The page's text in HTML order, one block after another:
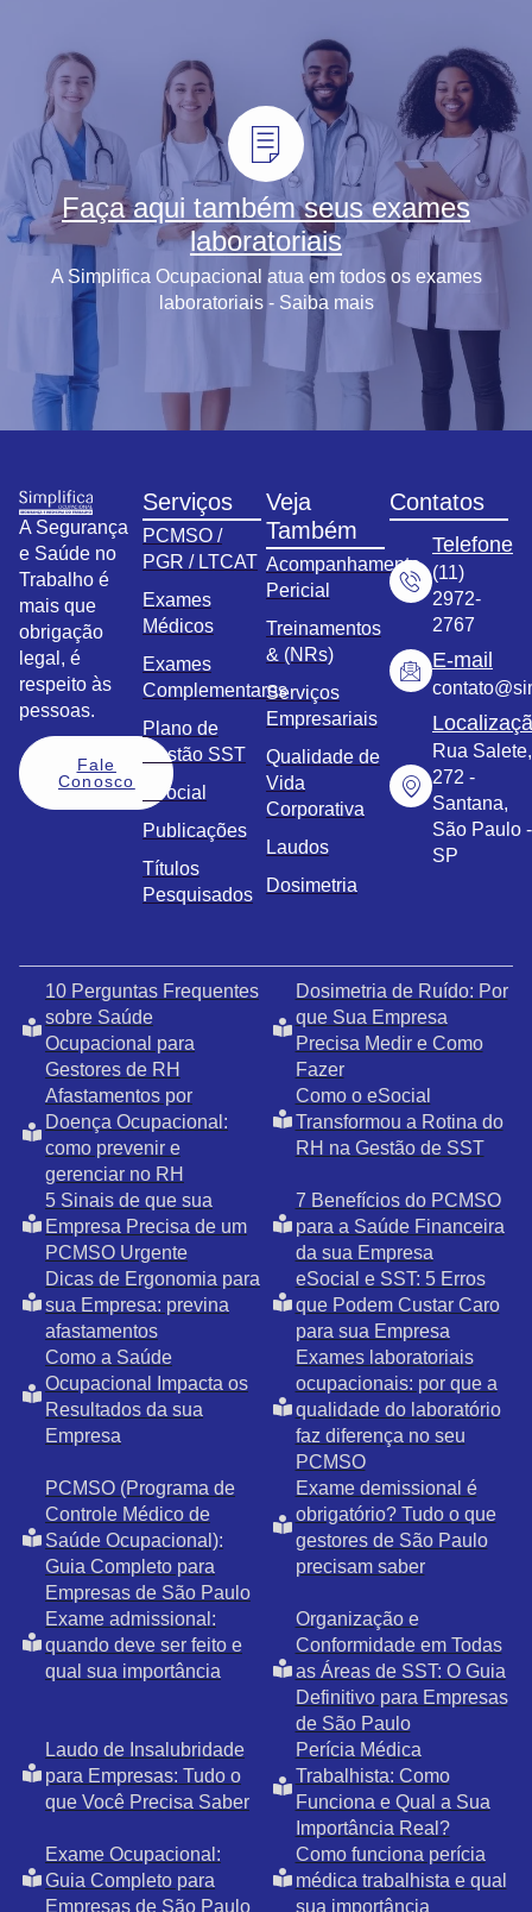
Faça aqui também seus exames
laboratoriais
A Simplifica Ocupacional atua em todos os exames
laboratoriais - Saiba mais
A Segurança
e Saúde no
Trabalho é
mais que
obrigação
legal, é
respeito às
pessoas.
Fale
Conosco
Serviços
PCMSO /
PGR / LTCAT
Exames
Médicos
Exames
Complementares
Plano de
Gestão SST
eSocial
Publicações
Títulos
Pesquisados
Veja
Também
Acompanhamento
Pericial
Treinamentos
& (NRs)
Serviços
Empresariais
Qualidade de
Vida
Corporativa
Laudos
Dosimetria
Contatos
Telefone
(11)
2972-
2767
E-mail
Rua Salete,
272 -
Santana,
São Paulo -
SP
10 Perguntas Frequentes
sobre Saúde
Ocupacional para
Gestores de RH
Dosimetria de Ruído: Por
que Sua Empresa
Precisa Medir e Como
Fazer
Afastamentos por
Doença Ocupacional:
como prevenir e
gerenciar no RH
Como o eSocial
Transformou a Rotina do
RH na Gestão de SST
5 Sinais de que sua
Empresa Precisa de um
PCMSO Urgente
7 Benefícios do PCMSO
para a Saúde Financeira
da sua Empresa
Dicas de Ergonomia para
sua Empresa: previna
afastamentos
eSocial e SST: 5 Erros
que Podem Custar Caro
para sua Empresa
Como a Saúde
Ocupacional Impacta os
Resultados da sua
Empresa
Exames laboratoriais
ocupacionais: por que a
qualidade do laboratório
faz diferença no seu
PCMSO
PCMSO (Programa de
Controle Médico de
Saúde Ocupacional):
Guia Completo para
Empresas de São Paulo
Exame demissional é
obrigatório? Tudo o que
gestores de São Paulo
precisam saber
Exame admissional:
quando deve ser feito e
qual sua importância
Organização e
Conformidade em Todas
as Áreas de SST: O Guia
Definitivo para Empresas
de São Paulo
Laudo de Insalubridade
para Empresas: Tudo o
que Você Precisa Saber
Perícia Médica
Trabalhista: Como
Funciona e Qual a Sua
Importância Real?
Exame Ocupacional:
Guia Completo para
Empresas de São Paulo
Como funciona perícia
médica trabalhista e qual
sua importância